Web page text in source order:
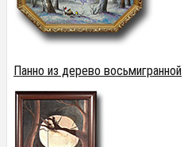
Панно из дерево восьмигранной